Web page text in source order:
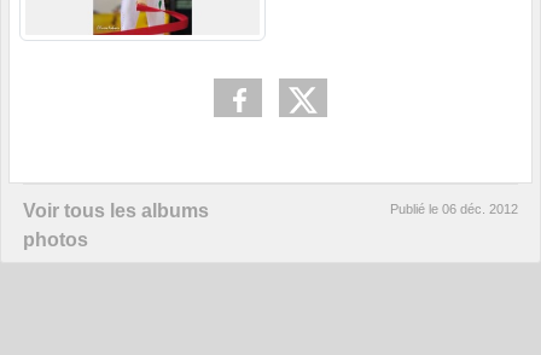
Voir tous les albums
photos
Publié le 06 déc. 2012